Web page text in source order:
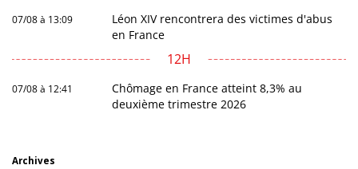
07/08 à 13:09
Léon XIV rencontrera des victimes d'abus
en France
12H
07/08 à 12:41
Chômage en France atteint 8,3% au
deuxième trimestre 2026
Archives